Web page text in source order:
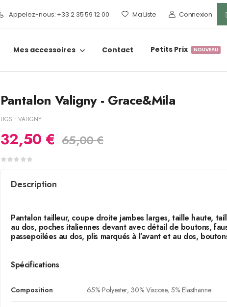
Appelez-nous: +33 2 35 59 12 00 Ma Liste Connexion
Mes accessoires Contact Petits Prix NOUVEAU
Pantalon Valigny - Grace&Mila
UGS : VALIGNY
32,50 € 65,00€
Description
Pantalon tailleur, coupe droite jambes larges, taille haute,
au dos, poches italiennes devant avec détail de boutons,
passepoilées au dos, plis marqués à l’avant et au dos,
Spécifications
Composition 65% Polyester, 30% Viscose, 5% Elasthanne